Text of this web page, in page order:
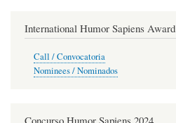
International Humor Sapiens Award
Call / Convocatoria
Nominees / Nominados